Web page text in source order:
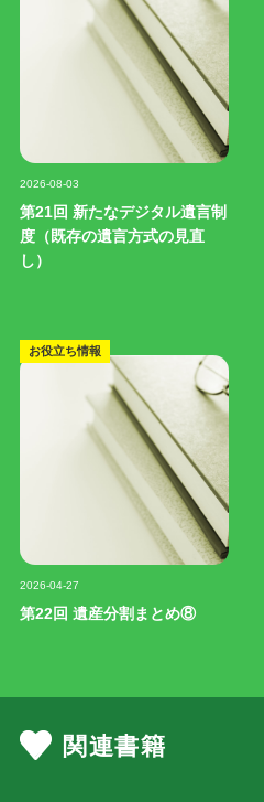
2026-08-03
第21回 新たなデジタル遺言制
度（既存の遺言方式の見直
し）
お役立ち情報
2026-04-27
第22回 遺産分割まとめ⑧
関連書籍